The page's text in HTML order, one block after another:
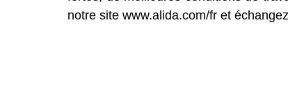
notre site www.alida.com/fr et